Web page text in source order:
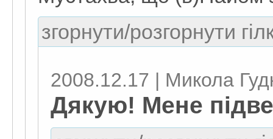
згорнути/розгорнути
2008.12.17 | Микола
Дякую! Мене